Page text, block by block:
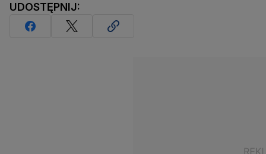
UDOSTĘPNIJ: